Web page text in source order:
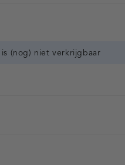
(nog) niet verkrijgbaar